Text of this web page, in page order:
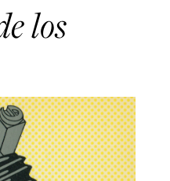
los